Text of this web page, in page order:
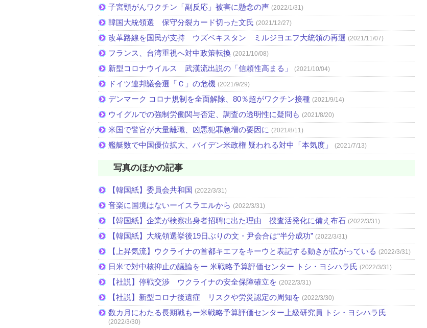
子宮頸がんワクチン「副反応」被害に懸念の声 (2022/1/31)
韓国大統領選 保守分裂カード切った文氏 (2021/12/27)
改革路線を国民が支持 ウズベキスタン ミルジヨエフ大統領の再選 (2021/11/07)
フランス、台湾重視へ対中政策転換 (2021/10/08)
新型コロナウイルス 武漢流出説の「信頼性高まる」 (2021/10/04)
ドイツ連邦議会選「Ｃ」の危機 (2021/9/29)
デンマーク コロナ規制を全面解除、80％超がワクチン接種 (2021/9/14)
ウイグルでの強制労働関与否定、調査の透明性に疑問も (2021/8/20)
米国で警官が大量離職、凶悪犯罪急増の要因に (2021/8/11)
艦艇数で中国優位拡大、バイデン米政権 疑われる対中「本気度」 (2021/7/13)
写真のほかの記事
【韓国紙】委員会共和国 (2022/3/31)
音楽に国境はないーイスラエルから (2022/3/31)
【韓国紙】企業が検察出身者招聘に出た理由 捜査活発化に備え布石 (2022/3/31)
【韓国紙】大統領選挙後19日ぶりの文・尹会合は“半分成功” (2022/3/31)
【上昇気流】ウクライナの首都キエフをキーウと表記する動きが広がっている (2022/3/31)
日米で対中核抑止の議論をー 米戦略予算評価センター トシ・ヨシハラ氏 (2022/3/31)
【社説】停戦交渉 ウクライナの安全保障確立を (2022/3/31)
【社説】新型コロナ後遺症 リスクや労災認定の周知を (2022/3/30)
数カ月にわたる長期戦もー米戦略予算評価センター上級研究員 トシ・ヨシハラ氏
(2022/3/30)